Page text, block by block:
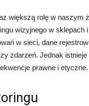
większą rolę w naszym
wizyjnego w sklepach
w sieci, dane
zdarzeń. Jednak
prawne i etyczne.